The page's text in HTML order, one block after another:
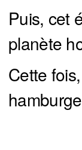
Puis, cet
planète
Cette